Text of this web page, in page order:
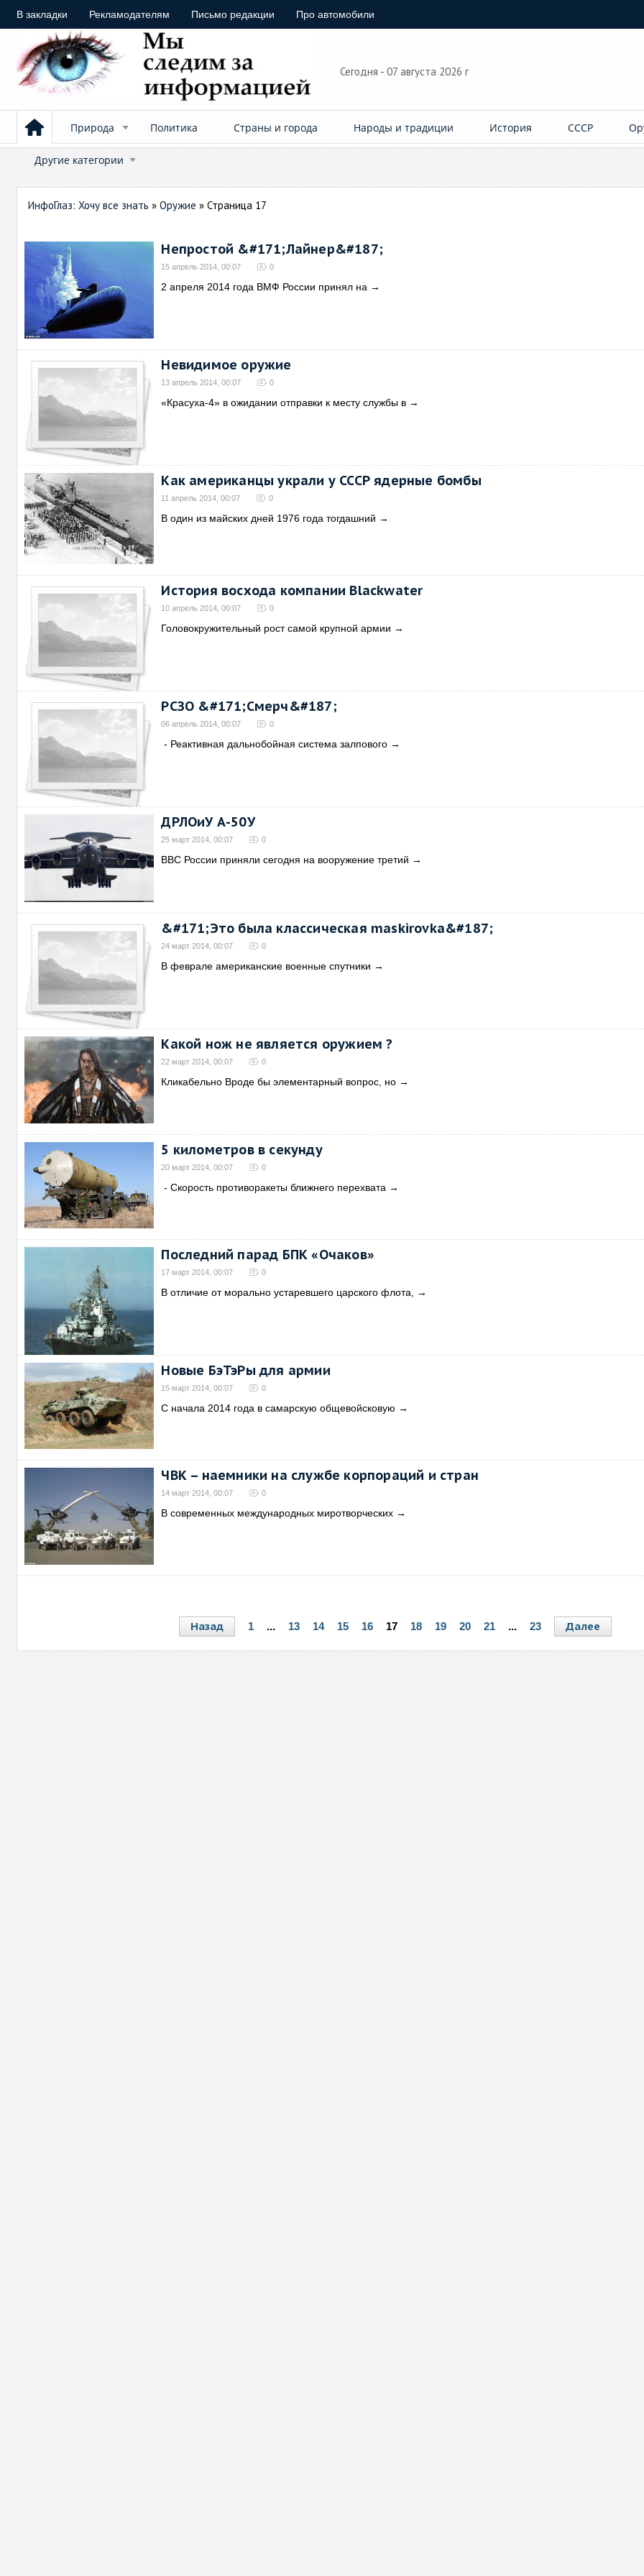
В закладки Рекламодателям Письмо редакции Про автомобили
Сегодня - 07 августа 2026 г
Природа Политика Страны и города Народы и традиции История СССР
Другие категории
ИнфоГлаз: Хочу все знать »Оружие » Страница 17
Непростой &#171;Лайнер&#187;
15 апрель 2014, 00:07 0
2 апреля 2014 года ВМФ России принял на →
Невидимое оружие
13 апрель 2014, 00:07 0
«Красуха-4» в ожидании отправки к месту службы в →
Как американцы украли у СССР ядерные бомбы
11 апрель 2014, 00:07 0
В один из майских дней 1976 года тогдашний →
История восхода компании Blackwater
10 апрель 2014, 00:07 0
Головокружительный рост самой крупной армии →
РСЗО &#171;Смерч&#187;
06 апрель 2014, 00:07 0
- Реактивная дальнобойная система залпового →
ДРЛОиУ А-50У
25 март 2014, 00:07 0
ВВС России приняли сегодня на вооружение третий →
&#171;Это была классическая maskirovka&#187;
24 март 2014, 00:07 0
В феврале американские военные спутники →
Какой нож не является оружием ?
22 март 2014, 00:07 0
Кликабельно Вроде бы элементарный вопрос, но →
5 километров в секунду
20 март 2014, 00:07 0
- Скорость противоракеты ближнего перехвата →
Последний парад БПК «Очаков»
17 март 2014, 00:07 0
В отличие от морально устаревшего царского флота, →
Новые БэТэРы для армии
15 март 2014, 00:07 0
С начала 2014 года в самарскую общевойсковую →
ЧВК – наемники на службе корпораций и стран
14 март 2014, 00:07 0
В современных международных миротворческих →
Назад 1 ... 13 14 15 16 17 18 19 20 21 ... 23 Далее